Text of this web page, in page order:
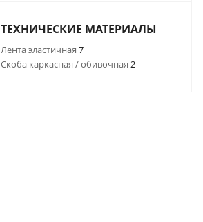
ТЕХНИЧЕСКИЕ МАТЕРИАЛЫ
Лента эластичная 7
Скоба каркасная / обивочная 2